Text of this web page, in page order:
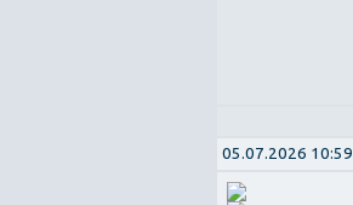
05.07.2026 10:59